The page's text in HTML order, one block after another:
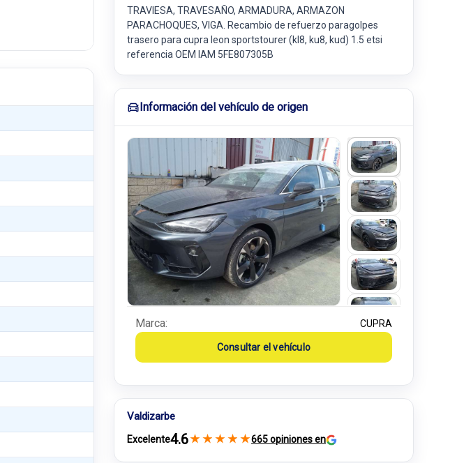
TRAVIESA, TRAVESAÑO, ARMADURA, ARMAZON
PARACHOQUES, VIGA. Recambio de refuerzo paragolpes
trasero para cupra leon sportstourer (kl8, ku8, kud) 1.5 etsi
referencia OEM IAM 5FE807305B
Información del vehículo de origen
Marca: CUPRA
Consultar el vehículo
Valdizarbe
Excelente4.6★ ★ ★ ★ ★665 opiniones en